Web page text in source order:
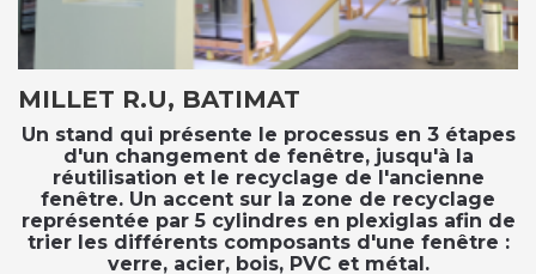
MILLET R.U, BATIMAT
Un stand qui présente le processus en 3 étapes
d'un changement de fenêtre, jusqu'à la
réutilisation et le recyclage de l'ancienne
fenêtre. Un accent sur la zone de recyclage
représentée par 5 cylindres en plexiglas afin de
trier les différents composants d'une fenêtre :
verre, acier, bois, PVC et métal.